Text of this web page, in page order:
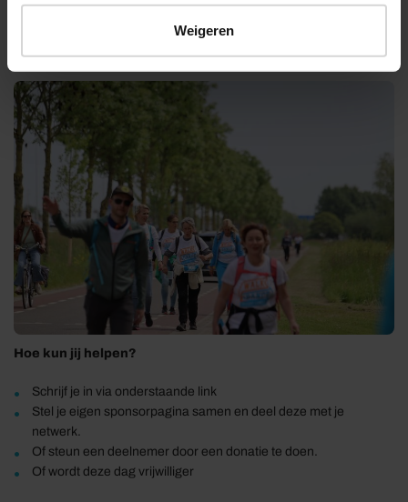
Weigeren
Hoe kun jij helpen?
Schrijf je in via onderstaande link
Stel je eigen sponsorpagina samen en deel deze met je
netwerk.
Of steun een deelnemer door een donatie te doen.
Of wordt deze dag vrijwilliger